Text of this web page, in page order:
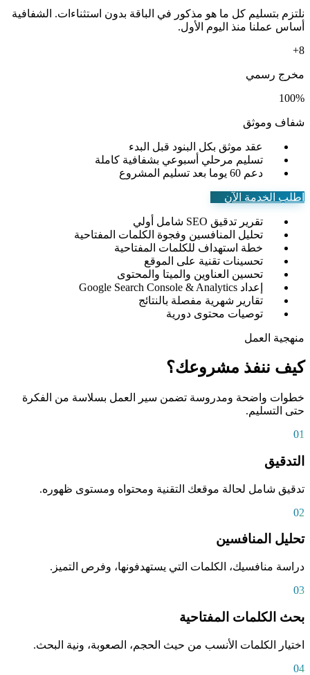
نلتزم بتسليم كل ما هو مذكور في الباقة بدون استثناءات. الشفافية
أساس عملنا منذ اليوم الأول.
8
+
مخرج رسمي
100%
شفاف وموثق
عقد موثق بكل البنود قبل البدء
تسليم مرحلي أسبوعي بشفافية كاملة
دعم 60 يوما
بعد تسليم المشروع
اطلب الخدمة الآن
تقرير تدقيق SEO شامل أولي
تحليل المنافسين وفجوة الكلمات المفتاحية
خطة استهداف للكلمات المفتاحية
تحسينات تقنية على الموقع
تحسين العناوين والميتا والمحتوى
إعداد Google Search Console & Analytics
تقارير شهرية مفصلة بالنتائج
توصيات محتوى دورية
منهجية العمل
كيف ننفذ مشروعك؟
خطوات واضحة ومدروسة تضمن سير العمل بسلاسة من الفكرة
حتى التسليم.
01
التدقيق
تدقيق شامل لحالة موقعك التقنية ومحتواه ومستوى ظهوره.
02
تحليل المنافسين
دراسة منافسيك، الكلمات التي يستهدفونها، وفرص التميز.
03
بحث الكلمات المفتاحية
اختيار الكلمات الأنسب من حيث الحجم، الصعوبة، ونية البحث.
04